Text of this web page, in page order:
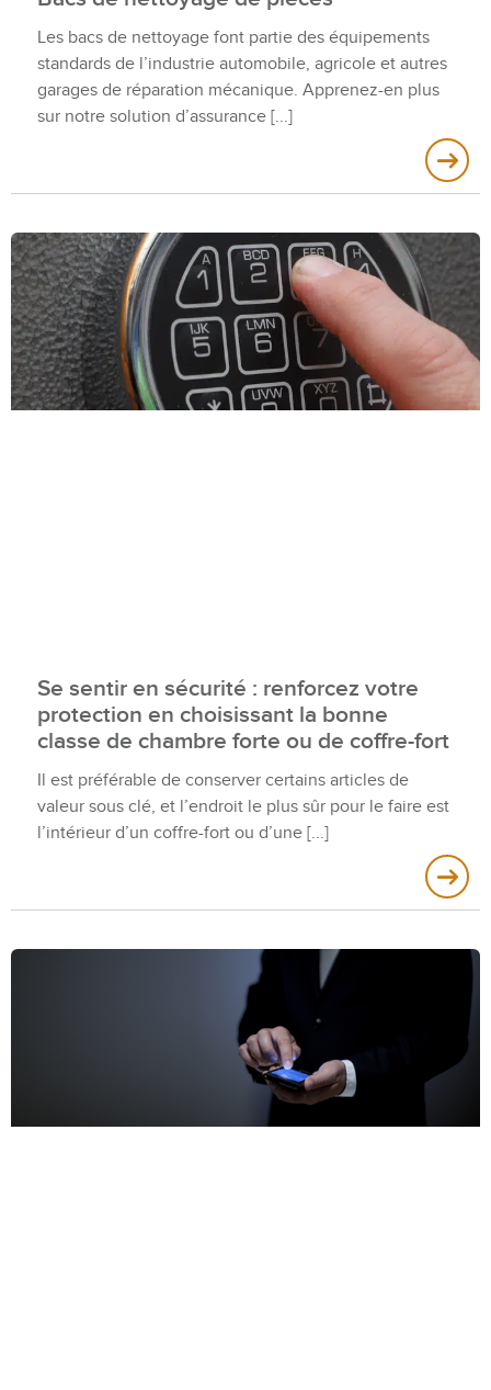
Les bacs de nettoyage font partie des équipements
standards de l’industrie automobile, agricole et autres
garages de réparation mécanique. Apprenez-en plus
sur notre solution d’assurance
Se sentir en sécurité : renforcez votre
protection en choisissant la bonne
classe de chambre forte ou de coffre-fort
Il est préférable de conserver certains articles de
valeur sous clé, et l’endroit le plus sûr pour le faire est
l’intérieur d’un coffre-fort ou d’une